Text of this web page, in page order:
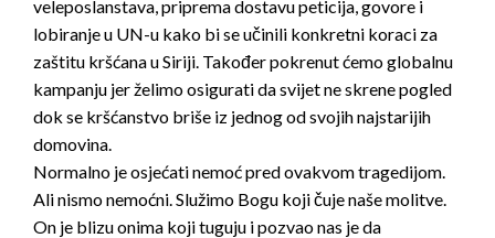
veleposlanstava, priprema dostavu peticija, govore i
lobiranje u UN-u kako bi se učinili konkretni koraci za
zaštitu kršćana u Siriji. Također pokrenut ćemo globalnu
kampanju jer želimo osigurati da svijet ne skrene pogled
dok se kršćanstvo briše iz jednog od svojih najstarijih
domovina.
Normalno je osjećati nemoć pred ovakvom tragedijom.
Ali nismo nemoćni. Služimo Bogu koji čuje naše molitve.
On je blizu onima koji tuguju i pozvao nas je da